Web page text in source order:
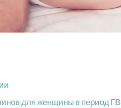
для женщины в период ГВ